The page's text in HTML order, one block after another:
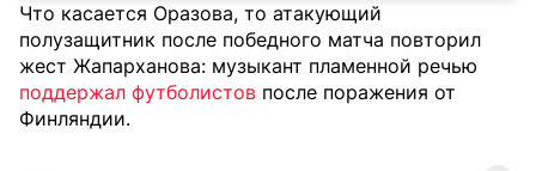
Что касается Оразова, то атакующий
полузащитник после победного матча повторил
жест Жапарханова: музыкант пламенной речью
поддержал футболистов после поражения от
Финляндии.